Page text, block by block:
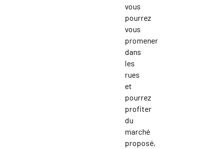
vous
pourrez
vous
promener
dans
les
rues
et
pourrez
profiter
du
marché
proposé,